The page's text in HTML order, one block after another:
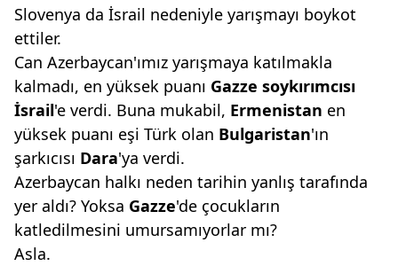
Slovenya da İsrail nedeniyle yarışmayı boykot
ettiler.
Can Azerbaycan'ımız yarışmaya katılmakla
kalmadı, en yüksek puanı Gazze soykırımcısı
İsrail'e verdi. Buna mukabil, Ermenistan en
yüksek puanı eşi Türk olan Bulgaristan'ın
şarkıcısı Dara'ya verdi.
Azerbaycan halkı neden tarihin yanlış tarafında
yer aldı? Yoksa Gazze'de çocukların
katledilmesini umursamıyorlar mı?
Asla.